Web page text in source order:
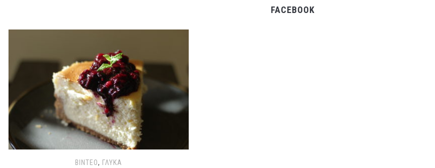
ΒΊΝΤΕΟ, ΓΛΥΚΆ
FACEBOOK